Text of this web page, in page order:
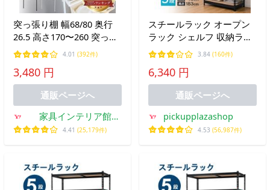
突っ張り棚 幅68/80 奥行
26.5 高さ170〜260 突っ張
り棒 棚 突っ張りラック 壁
面収納 薄型 ウォールラッ
ク 一人暮らし 新生活
TWR-680/800 *
4.01 (392件)
3,480 円
通販ページへ
家具インテリア館
Yahoo!店
4.41 (25,179件)
スチールラック オープン
ラック シェルフ 収納ラッ
ク 幅80 奥行40 高さ180 4
段 1段30kg 組み替え 収納
棚 木目 × スチール
3.84 (160件)
6,340 円
通販ページへ
pickupplazashop
4.53 (56,987件)